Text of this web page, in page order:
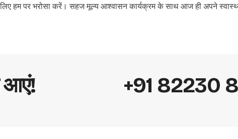
लिए हम पर भरोसा करें। सहज मूल्य आश्वासन कार्यक्रम के साथ आज ही अपने
आएं! +91 82230